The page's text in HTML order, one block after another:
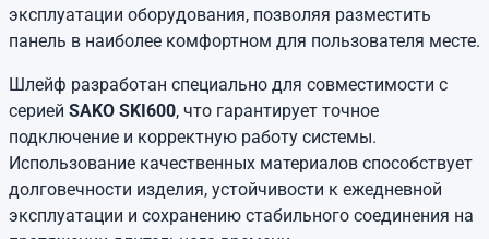
эксплуатации оборудования, позволяя разместить
панель в наиболее комфортном для пользователя месте.
Шлейф разработан специально для совместимости с
серией SAKO SKI600, что гарантирует точное
подключение и корректную работу системы.
Использование качественных материалов способствует
долговечности изделия, устойчивости к ежедневной
эксплуатации и сохранению стабильного соединения на